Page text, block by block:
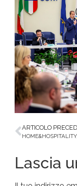
ARTICOLO
Lascia